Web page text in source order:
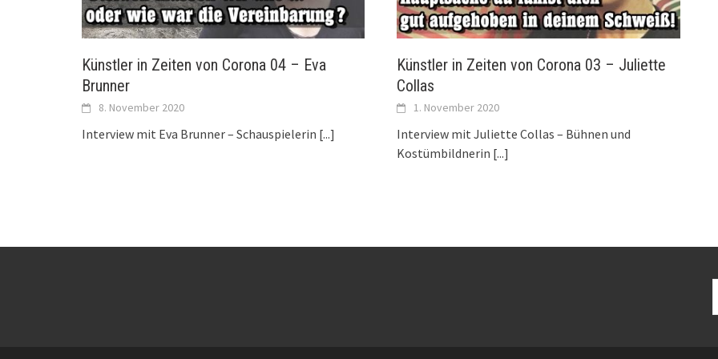
Künstler in Zeiten von Corona 04 – Eva
Brunner
8. November 2020
Interview mit Eva Brunner – Schauspielerin [...]
Künstler in Zeiten von Corona 03 – Juliette
Collas
1. November 2020
Interview mit Juliette Collas – Bühnen und
Kostümbildnerin [...]